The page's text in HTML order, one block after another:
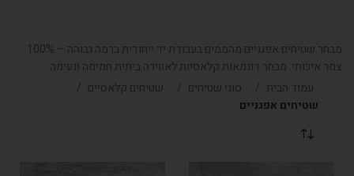
מבחר שטיחים אפגניים מהממים בעבודת יד ייחודית ברמה גבוהה – 100%
צמר איכותי. מבחר דוגמאות קלאסיות לאווירה ביתית חמימה ונעימה.
עמוד הבית
סוגי שטיחים
שטיחים קלאסיים
שטיחים אפגניים